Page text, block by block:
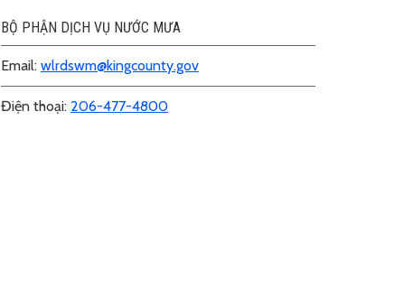
BỘ PHẬN DỊCH VỤ NƯỚC MƯA
Email: wlrdswm@kingcounty.gov
Điện thoại: 206-477-4800